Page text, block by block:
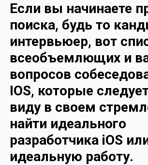
Если вы начинаете
поиска, будь то
интервьюер, вот
всеобъемлющих и
вопросов
IOS, которые
виду в своем
найти идеального
разработчика iOS
идеальную работу.